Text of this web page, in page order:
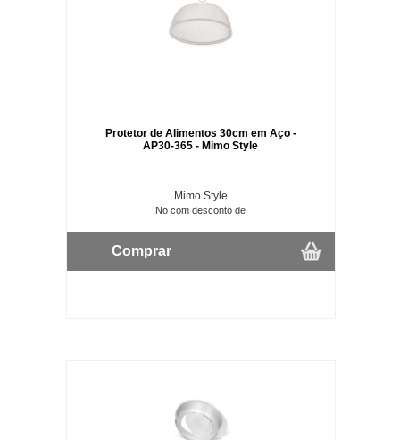
Protetor de Alimentos 30cm em Aço -
AP30-365 - Mimo Style
Mimo Style
No com desconto de
Comprar